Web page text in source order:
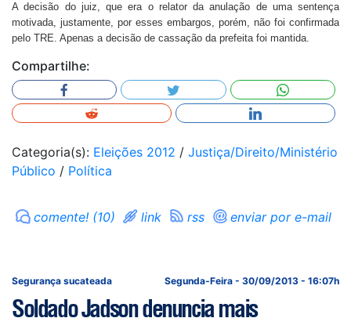
A decisão do juiz, que era o relator da anulação de uma sentença
motivada, justamente, por esses embargos, porém, não foi confirmada
pelo TRE. Apenas a decisão de cassação da prefeita foi mantida.
Compartilhe:
Categoria(s): Eleições 2012 / Justiça/Direito/Ministério
Público / Política
comente! (10) link rss enviar por e-mail
Segunda-Feira - 30/09/2013 - 16:07h
Segurança sucateada
Soldado Jadson denuncia mais